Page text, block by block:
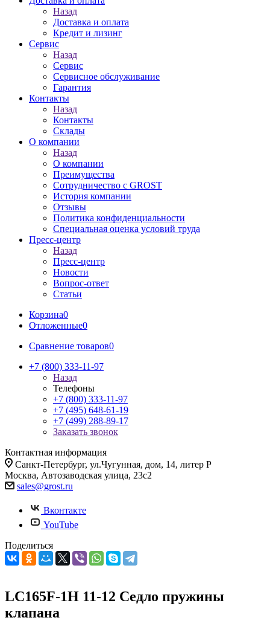
Назад
Доставка и оплата
Кредит и лизинг
Сервис
Назад
Сервис
Сервисное обслуживание
Гарантия
Контакты
Назад
Контакты
Склады
О компании
Назад
О компании
Преимущества
Сотрудничество с GROST
История компании
Отзывы
Политика конфиденциальности
Специальная оценка условий труда
Пресс-центр
Назад
Пресс-центр
Новости
Вопрос-ответ
Статьи
Корзина0
Отложенные0
Сравнение товаров0
+7 (800) 333-11-97
Назад
Телефоны
+7 (800) 333-11-97
+7 (495) 648-61-19
+7 (499) 288-89-17
Заказать звонок
Контактная информация
Санкт-Петербург, ул.Чугунная, дом, 14, литер Р
Москва, Автозаводская улица, 23с2
sales@grost.ru
Вконтакте
YouTube
Поделиться
LC165F-1H 11-12 Седло пружины
клапана